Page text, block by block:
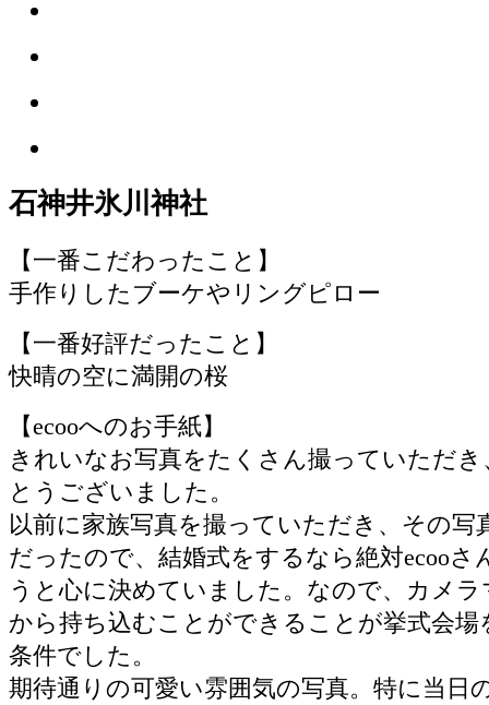
石神井氷川神社
【一番こだわったこと】
手作りしたブーケやリングピロー
【一番好評だったこと】
快晴の空に満開の桜
【ecooへのお手紙】
きれいなお写真をたくさん撮っていただ
とうございました。
以前に家族写真を撮っていただき、その写
だったので、結婚式をするなら絶対ecooさ
うと心に決めていました。なので、カメ
から持ち込むことができることが挙式会場
条件でした。
期待通りの可愛い雰囲気の写真。特に当日